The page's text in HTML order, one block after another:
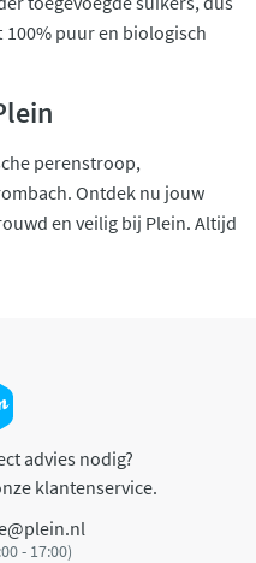
puur en biologisch
perenstroop,
Ontdek nu jouw
en veilig bij Plein. Altijd
advies nodig?
klantenservice.
- 17:00)